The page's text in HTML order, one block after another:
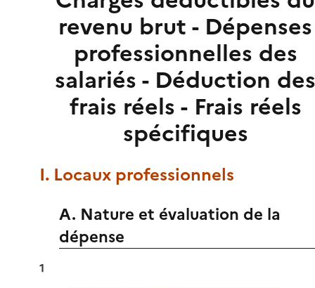
revenu brut - Dépenses
professionnelles des
salariés - Déduction
frais réels - Frais réels
spécifiques
I. Locaux professionnels
A. Nature et évaluation de la
dépense
1